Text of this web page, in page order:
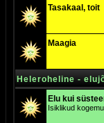
Tasakaal, toit
Maagia
Heleroheline -
Elu kui
Isiklikud